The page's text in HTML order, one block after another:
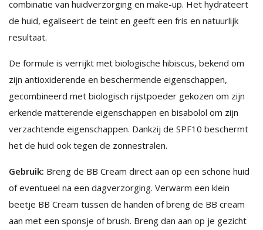
combinatie van huidverzorging en make-up. Het hydrateert
de huid, egaliseert de teint en geeft een fris en natuurlijk
resultaat.
De formule is verrijkt met biologische hibiscus, bekend om
zijn antioxiderende en beschermende eigenschappen,
gecombineerd met biologisch rijstpoeder gekozen om zijn
erkende matterende eigenschappen en bisabolol om zijn
verzachtende eigenschappen. Dankzij de SPF10 beschermt
het de huid ook tegen de zonnestralen.
Gebruik: Breng de BB Cream direct aan op een schone huid
of eventueel na een dagverzorging. Verwarm een klein
beetje BB Cream tussen de handen of breng de BB cream
aan met een sponsje of brush. Breng dan aan op je gezicht